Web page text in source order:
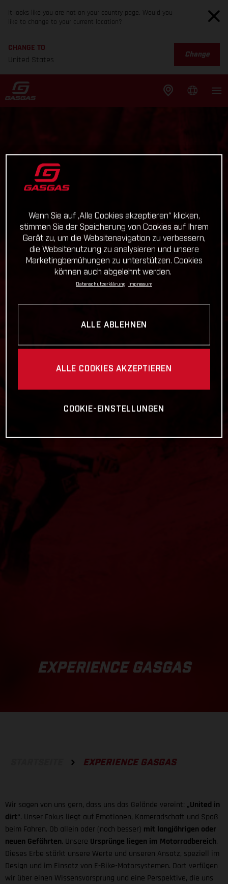
It looks like you are not on your country page. Would you
like to change to your current location?
CHANGE TO
United States
Change
EXPERIENCE GASGAS
EXPERIENCE GASGAS
Wir sagen von uns gern, dass uns das Gelände vereint: „United in
dirt“. Unser Fokus liegt auf Emotionen, Kameradschaft und Spaß
beim Fahren. Ob allein oder (noch besser) mit langjährigen oder
neuen Gefährten. Unsere Ursprünge liegen im Motorradbereich.
Dieses Erbe stärkt unsere Werte und unseren Ansatz, speziell im
Design und im Einsatz von E-Bike-Motorsystemen. Dort verfügen
wir über einen Wissensvorsprung und eine Perspektive, die uns
Wenn Sie auf „Alle Cookies akzeptieren“ klicken,
stimmen Sie der Speicherung von Cookies auf Ihrem
Gerät zu, um die Websitenavigation zu verbessern,
die Websitenutzung zu analysieren und unsere
Marketingbemühungen zu unterstützen. Cookies
können auch abgelehnt werden.
Datenschutzerklärung Impressum
ALLE ABLEHNEN
ALLE COOKIES AKZEPTIEREN
COOKIE-EINSTELLUNGEN